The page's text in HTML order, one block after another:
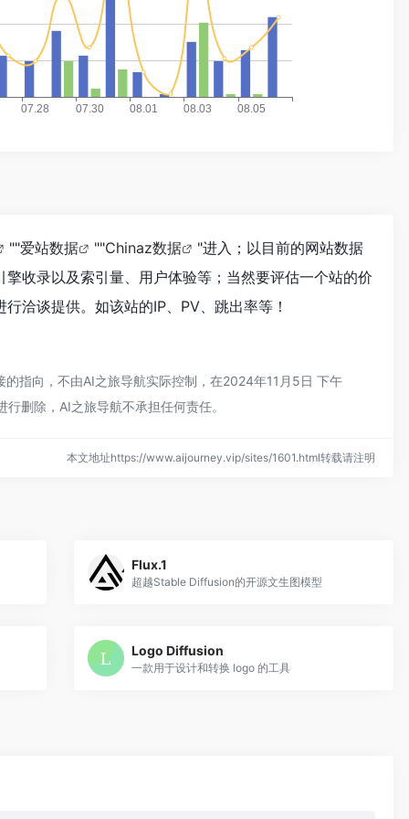
""爱站数据 ""Chinaz数据
"进入；以目前的网站数据
收录以及索引量、用户体验等；当然要评估一个站的价
洽谈提供。如该站的IP、PV、跳出率等！
指向，不由AI之旅导航实际控制，在2024年11月5日 下午
删除，AI之旅导航不承担任何责任。
本文地址https://www.aijourney.vip/sites/1601.html转载请注明
Flux.1
超越Stable Diffusion的开源文生图模型
Logo Diffusion
一款用于设计和转换 logo 的工具